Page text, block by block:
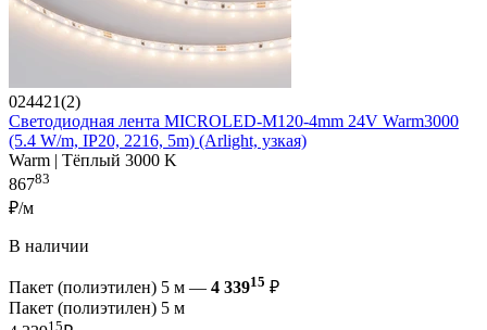
024421(2)
Светодиодная лента MICROLED-M120-4mm 24V Warm3000
(5.4 W/m, IP20, 2216, 5m) (Arlight, узкая)
Warm | Тёплый 3000 K
86783
₽/м
В наличии
Пакет (полиэтилен) 5 м — 4 33915 ₽
Пакет (полиэтилен) 5 м
15